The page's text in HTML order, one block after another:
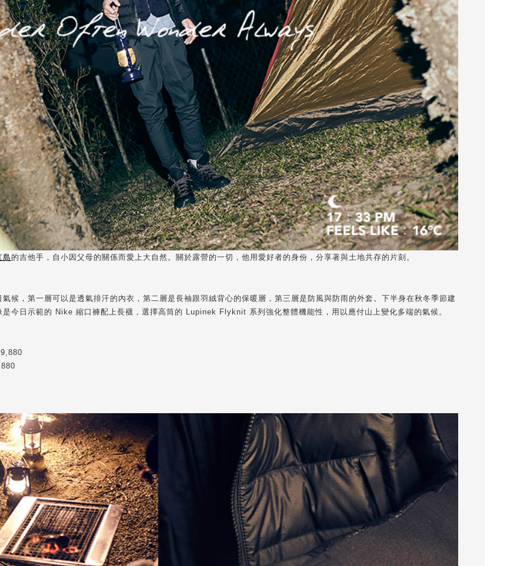
島 的吉他手，自小因父母的關係而愛上大自然。關於露營的一切，他用愛好者的身份，分享著與土地共存的片刻。
候，第一層可以是透氣排汗的內衣，第二層是長袖跟羽絨背心的保暖層，第三層是防風與防雨的外套。下半身在秋冬季節建
今日示範的 Nike 縮口褲配上長襪，選擇高筒的 Lupinek Flyknit 系列強化整體機能性，用以應付山上變化多端的氣候。